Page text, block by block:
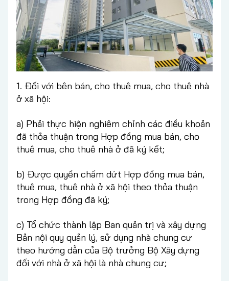
1. Đối với bên bán, cho thuê mua, cho thuê nhà
ở xã hội:
a) Phải thực hiện nghiêm chỉnh các điều khoản
đã thỏa thuận trong Hợp đồng mua bán, cho
thuê mua, cho thuê nhà ở đã ký kết;
b) Được quyền chấm dứt Hợp đồng mua bán,
thuê mua, thuê nhà ở xã hội theo thỏa thuận
trong Hợp đồng đã ký;
c) Tổ chức thành lập Ban quản trị và xây dựng
Bản nội quy quản lý, sử dụng nhà chung cư
theo hướng dẫn của Bộ trưởng Bộ Xây dựng
đối với nhà ở xã hội là nhà chung cư;